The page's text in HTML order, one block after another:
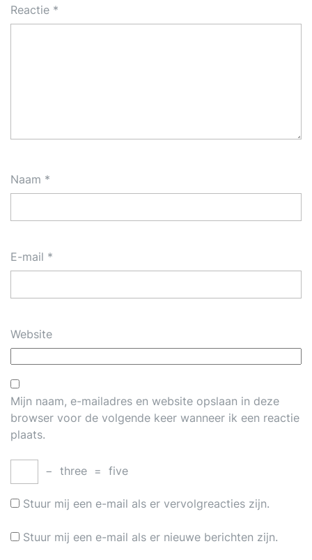
Reactie *
Naam *
E-mail *
Website
Mijn naam, e-mailadres en website opslaan in deze
browser voor de volgende keer wanneer ik een reactie
plaats.
− three = five
Stuur mij een e-mail als er vervolgreacties zijn.
Stuur mij een e-mail als er nieuwe berichten zijn.